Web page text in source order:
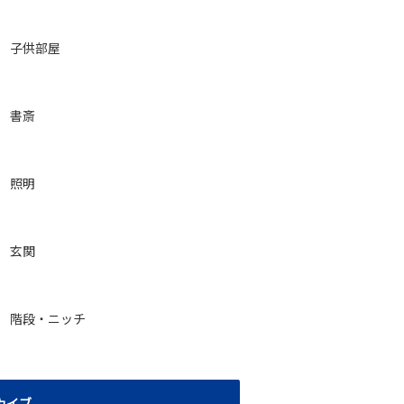
子供部屋
書斎
照明
玄関
階段・ニッチ